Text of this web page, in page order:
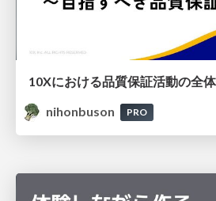
nihonbuson
PRO